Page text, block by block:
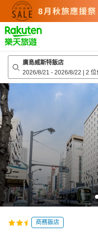
top
page
廣島威斯特飯店
2026/8/21 - 2026/8/22 | 2 位
商務飯店